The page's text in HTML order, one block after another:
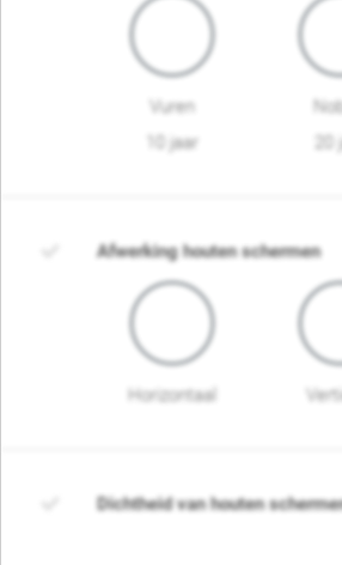
Vuren
10 jaar
Afwerking houten schermen
Horizontaal
Dichtheid van houten